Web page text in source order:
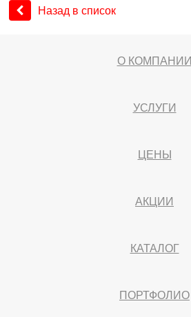
Назад в список
О КОМПАНИИ
УСЛУГИ
ЦЕНЫ
АКЦИИ
КАТАЛОГ
ПОРТФОЛИО